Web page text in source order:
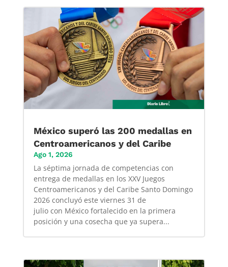
México superó las 200 medallas en
Centroamericanos y del Caribe
Ago 1, 2026
La séptima jornada de competencias con
entrega de medallas en los XXV Juegos
Centroamericanos y del Caribe Santo Domingo
2026 concluyó este viernes 31 de
julio con México fortalecido en la primera
posición y una cosecha que ya supera...